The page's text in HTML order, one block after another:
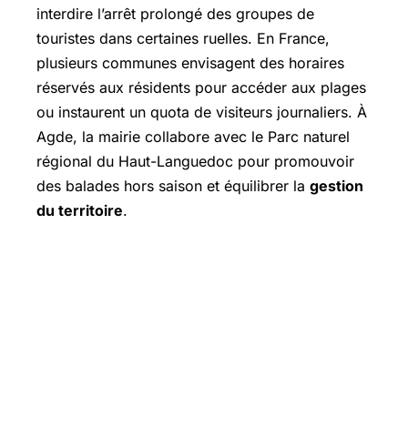
interdire l’arrêt prolongé des groupes de
touristes dans certaines ruelles. En France,
plusieurs communes envisagent des horaires
réservés aux résidents pour accéder aux plages
ou instaurent un quota de visiteurs journaliers. À
Agde, la mairie collabore avec le Parc naturel
régional du Haut-Languedoc pour promouvoir
des balades hors saison et équilibrer la gestion
du territoire.